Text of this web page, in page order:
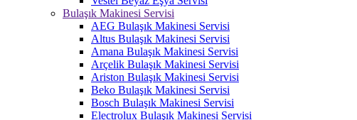
Bulaşık Makinesi Servisi
AEG Bulaşık Makinesi Servisi
Altus Bulaşık Makinesi Servisi
Amana Bulaşık Makinesi Servisi
Arçelik Bulaşık Makinesi Servisi
Ariston Bulaşık Makinesi Servisi
Beko Bulaşık Makinesi Servisi
Bosch Bulaşık Makinesi Servisi
Electrolux Bulaşık Makinesi Servisi